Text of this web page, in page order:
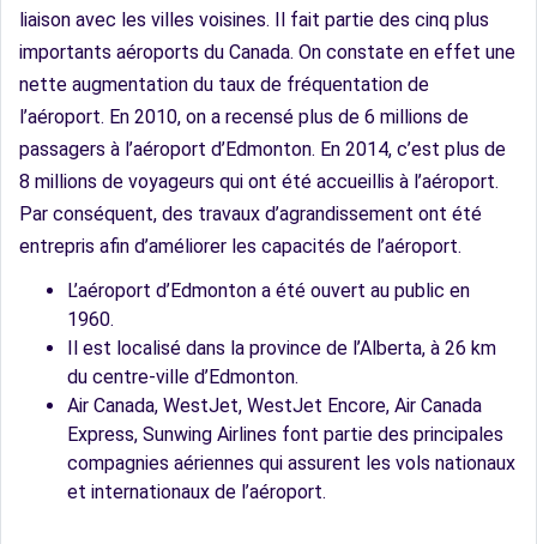
liaison avec les villes voisines. Il fait partie des cinq plus
importants aéroports du Canada. On constate en effet une
nette augmentation du taux de fréquentation de
l’aéroport. En 2010, on a recensé plus de 6 millions de
passagers à l’aéroport d’Edmonton. En 2014, c’est plus de
8 millions de voyageurs qui ont été accueillis à l’aéroport.
Par conséquent, des travaux d’agrandissement ont été
entrepris afin d’améliorer les capacités de l’aéroport.
L’aéroport d’Edmonton a été ouvert au public en
1960.
Il est localisé dans la province de l’Alberta, à 26 km
du centre-ville d’Edmonton.
Air Canada, WestJet, WestJet Encore, Air Canada
Express, Sunwing Airlines font partie des principales
compagnies aériennes qui assurent les vols nationaux
et internationaux de l’aéroport.